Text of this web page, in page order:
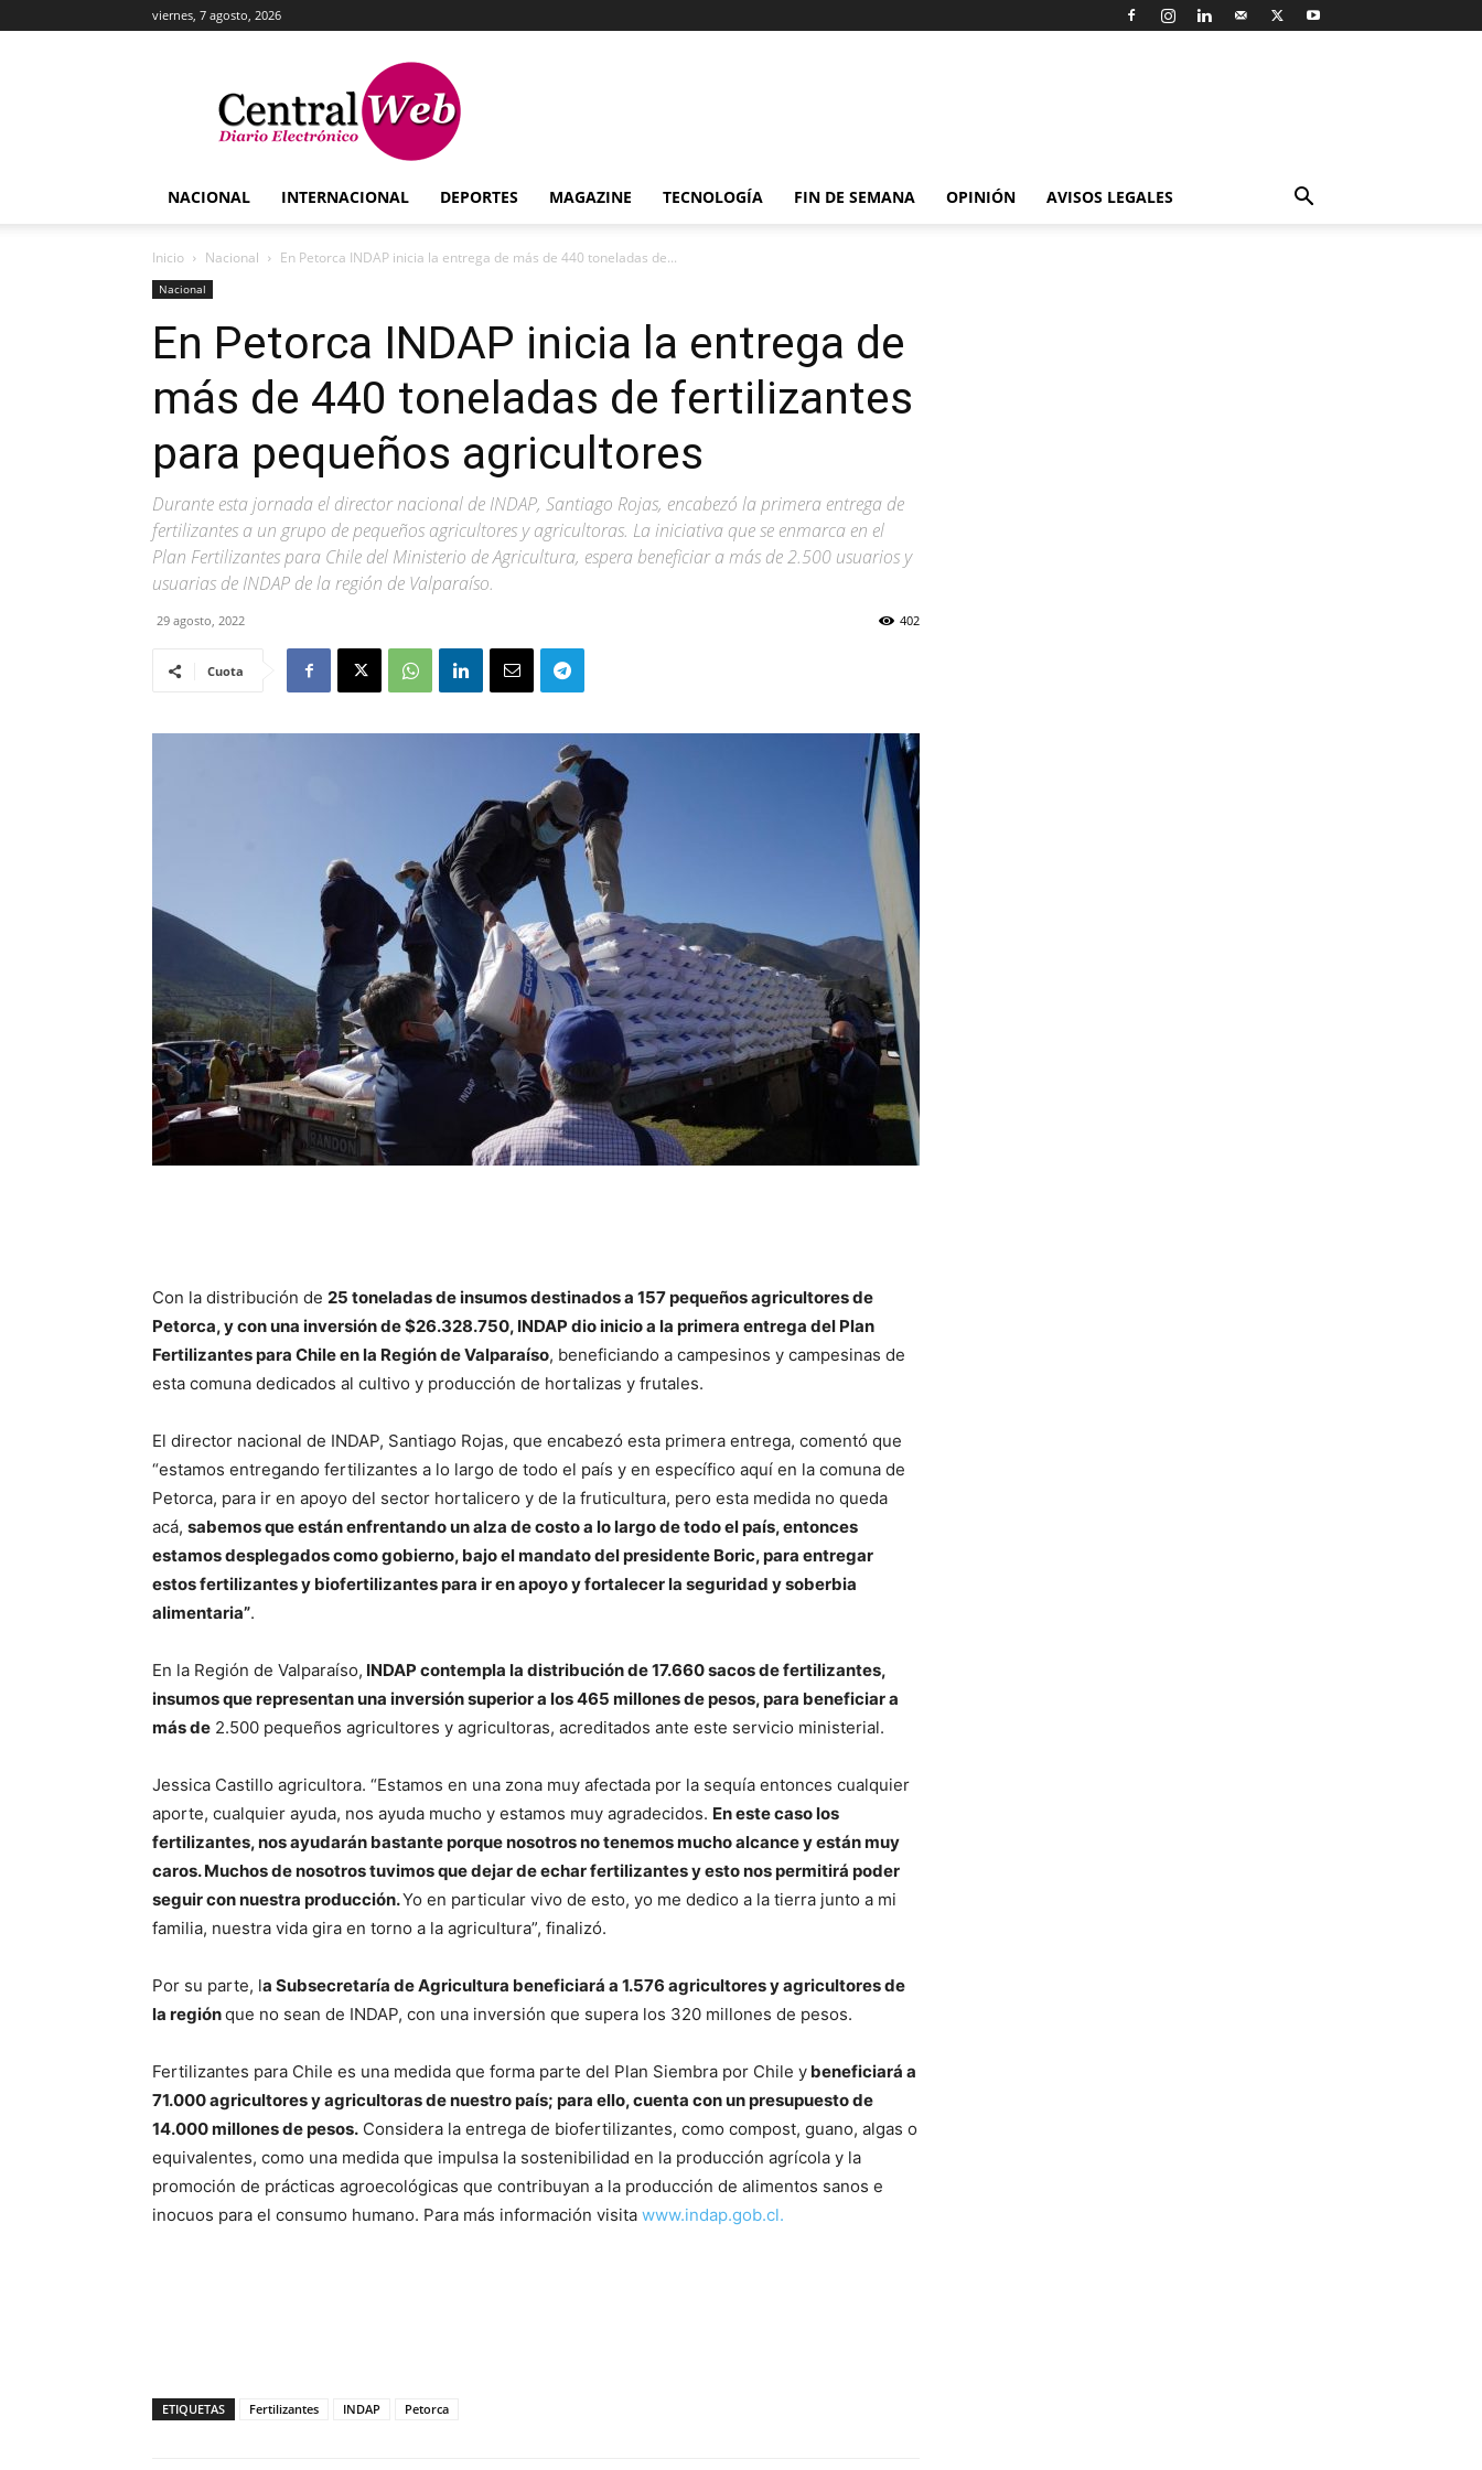
viernes, 7 agosto, 2026
Central
Web
NACIONAL INTERNACIONAL DEPORTES MAGAZINE TECNOLOGÍA FIN DE SEMANA OPINIÓN AVISOS LEGALES
Inicio Nacional En Petorca INDAP inicia la entrega de más de 440 toneladas de...
Nacional
En Petorca INDAP inicia la entrega de
más de 440 toneladas de fertilizantes
para pequeños agricultores
Durante esta jornada el director nacional de INDAP, Santiago Rojas, encabezó la primera entrega de
fertilizantes a un grupo de pequeños agricultores y agricultoras. La iniciativa que se enmarca en el
Plan Fertilizantes para Chile del Ministerio de Agricultura, espera beneficiar a más de 2.500 usuarios y
usuarias de INDAP de la región de Valparaíso.
29 agosto, 2022 402
Cuota
Con la distribución de 25 toneladas de insumos destinados a 157 pequeños agricultores de
Petorca, y con una inversión de $26.328.750, INDAP dio inicio a la primera entrega del Plan
Fertilizantes para Chile en la Región de Valparaíso, beneficiando a campesinos y campesinas de
esta comuna dedicados al cultivo y producción de hortalizas y frutales.
El director nacional de INDAP, Santiago Rojas, que encabezó esta primera entrega, comentó que
“estamos entregando fertilizantes a lo largo de todo el país y en específico aquí en la comuna de
Petorca, para ir en apoyo del sector hortalicero y de la fruticultura, pero esta medida no queda
acá, sabemos que están enfrentando un alza de costo a lo largo de todo el país, entonces
estamos desplegados como gobierno, bajo el mandato del presidente Boric, para entregar
estos fertilizantes y biofertilizantes para ir en apoyo y fortalecer la seguridad y soberbia
alimentaria”.
En la Región de Valparaíso, INDAP contempla la distribución de 17.660 sacos de fertilizantes,
insumos que representan una inversión superior a los 465 millones de pesos, para beneficiar a
más de 2.500 pequeños agricultores y agricultoras, acreditados ante este servicio ministerial.
Jessica Castillo agricultora. “Estamos en una zona muy afectada por la sequía entonces cualquier
aporte, cualquier ayuda, nos ayuda mucho y estamos muy agradecidos. En este caso los
fertilizantes, nos ayudarán bastante porque nosotros no tenemos mucho alcance y están muy
caros. Muchos de nosotros tuvimos que dejar de echar fertilizantes y esto nos permitirá poder
seguir con nuestra producción.Yo en particular vivo de esto, yo me dedico a la tierra junto a mi
familia, nuestra vida gira en torno a la agricultura”, finalizó.
Por su parte, la Subsecretaría de Agricultura beneficiará a 1.576 agricultores y agricultores de
la regiónque no sean de INDAP, con una inversión que supera los 320 millones de pesos.
Fertilizantes para Chile es una medida que forma parte del Plan Siembra por Chile y beneficiará a
71.000 agricultores y agricultoras de nuestro país; para ello, cuenta con un presupuesto de
14.000 millones de pesos. Considera la entrega de biofertilizantes, como compost, guano, algas o
equivalentes, como una medida que impulsa la sostenibilidad en la producción agrícola y la
promoción de prácticas agroecológicas que contribuyan a la producción de alimentos sanos e
inocuos para el consumo humano. Para más información visita www.indap.gob.cl.
ETIQUETAS Fertilizantes INDAP Petorca